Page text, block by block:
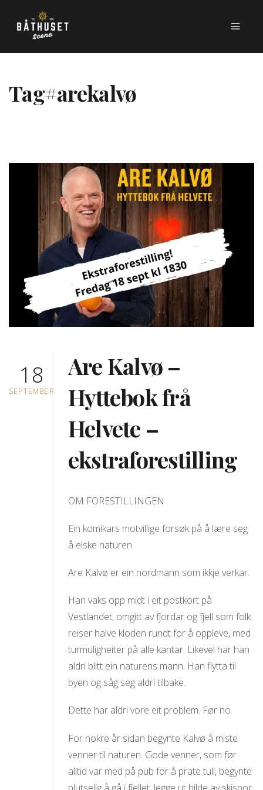
Tag#arekalvø
18
SEPTEMBER
Are Kalvø –
Hyttebok frå
Helvete –
ekstraforestilling
OM FORESTILLINGEN
Ein komikars motvillige forsøk på å lære seg
å elske naturen
Are Kalvø er ein nordmann som ikkje verkar.
Han vaks opp midt i eit postkort på
Vestlandet, omgitt av fjordar og fjell som folk
reiser halve kloden rundt for å oppleve, med
turmuligheiter på alle kantar. Likevel har han
aldri blitt ein naturens mann. Han flytta til
byen og såg seg aldri tilbake.
Dette har aldri vore eit problem. Før no.
For nokre år sidan begynte Kalvø å miste
venner til naturen. Gode venner, som før
alltid var med på pub for å prate tull, begynte
plutselig å gå i fjellet, legge ut bilde av skispor,